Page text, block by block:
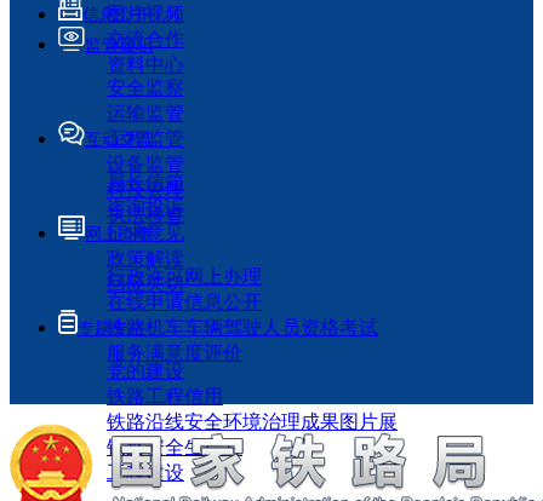
图片视频
交流合作
资料中心
信息公开
监管履职
安全监察
运输监管
工程监管
设备监管
科技管理
执法检查
互动交流
局长信箱
咨询投诉
征求意见
政策解读
回应关切
网上办事
行政许可网上办理
在线申请信息公开
铁路机车车辆驾驶人员资格考试
服务满意度评价
专题专栏
党的建设
铁路工程信用
铁路沿线安全环境治理成果图片展
铁路安全生产月
工程建设